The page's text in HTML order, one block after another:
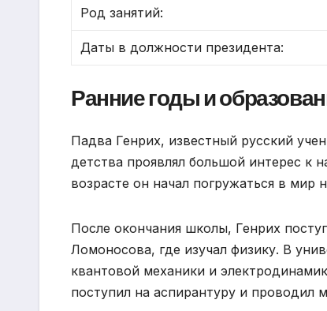
Род занятий:
Даты в должности президента:
Ранние годы и
Падва Генрих, известный русский
детства проявлял большой интерес к
возрасте он начал погружаться в мир
После окончания школы, Генрих
Ломоносова, где изучал физику. В
квантовой механики и
поступил на аспирантуру и проводил